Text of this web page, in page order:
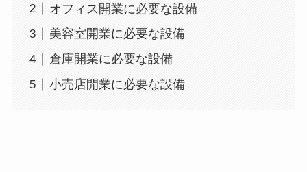
オフィス開業に必要な設備
美容室開業に必要な設備
倉庫開業に必要な設備
小売店開業に必要な設備